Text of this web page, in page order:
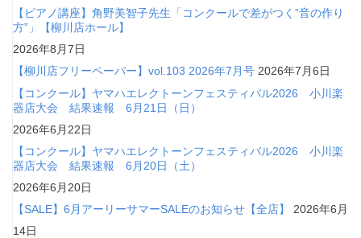
【ピアノ講座】角野美智子先生「コンクールで差がつく”音の作り
方”」【柳川店ホール】
2026年8月7日
【柳川店フリーペーパー】vol.103 2026年7月号 2026年7月6日
【コンクール】ヤマハエレクトーンフェスティバル2026 小川楽
器店大会 結果速報 6月21日（日）
2026年6月22日
【コンクール】ヤマハエレクトーンフェスティバル2026 小川楽
器店大会 結果速報 6月20日（土）
2026年6月20日
【SALE】6月アーリーサマーSALEのお知らせ【全店】
2026年6月
14日